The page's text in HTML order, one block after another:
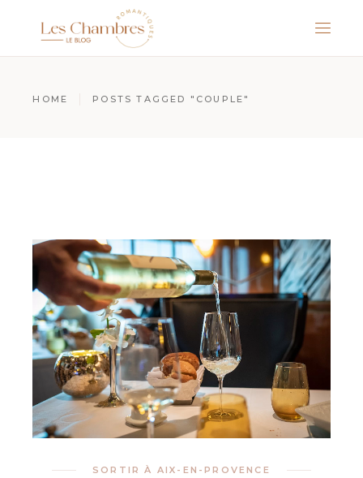
HOME POSTS TAGGED "COUPLE"
SORTIR À AIX-EN-PROVENCE